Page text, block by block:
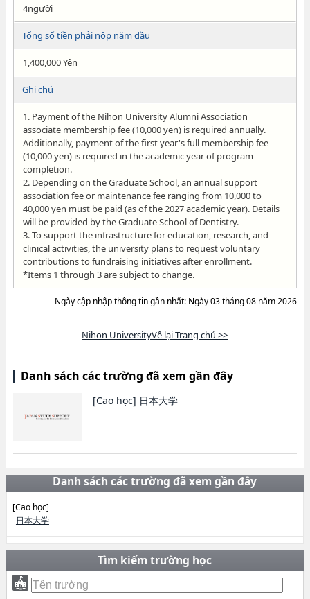
4người
Tổng số tiền phải nộp năm đầu
1,400,000 Yên
Ghi chú
1. Payment of the Nihon University Alumni Association
associate membership fee (10,000 yen) is required annually.
Additionally, payment of the first year's full membership fee
(10,000 yen) is required in the academic year of program
completion.
2. Depending on the Graduate School, an annual support
association fee or maintenance fee ranging from 10,000 to
40,000 yen must be paid (as of the 2027 academic year). Details
will be provided by the Graduate School of Dentistry.
3. To support the infrastructure for education, research, and
clinical activities, the university plans to request voluntary
contributions to fundraising initiatives after enrollment.
*Items 1 through 3 are subject to change.
Ngày cập nhập thông tin gần nhất: Ngày 03 tháng 08 năm 2026
Nihon UniversityVề lại Trang chủ >>
Danh sách các trường đã xem gần đây
[Cao học] 日本大学
Danh sách các trường đã xem gần đây
[Cao học]
日本大学
Tìm kiếm trường học